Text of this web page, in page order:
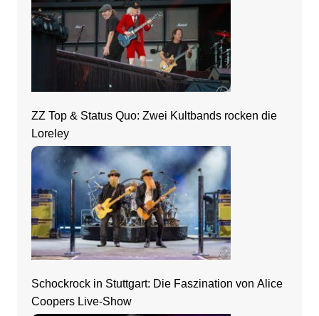
ZZ Top & Status Quo: Zwei Kultbands rocken die
Loreley
Schockrock in Stuttgart: Die Faszination von Alice
Coopers Live-Show